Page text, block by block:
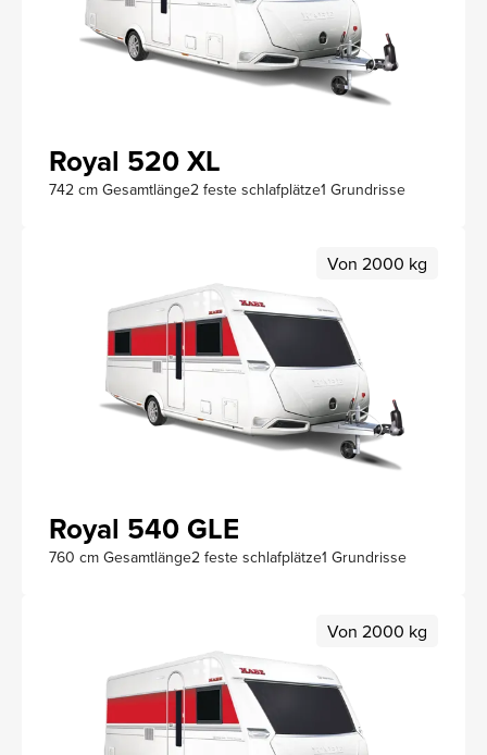
Royal 520 XL
742 cm Gesamtlänge2 feste schlafplätze1 Grundrisse
Von 2000 kg
Royal 540 GLE
760 cm Gesamtlänge2 feste schlafplätze1 Grundrisse
Von 2000 kg